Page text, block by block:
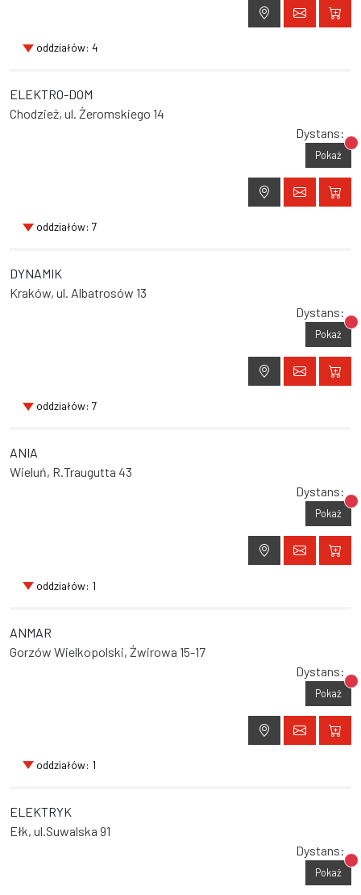
oddziałów: 4
ELEKTRO-DOM
Chodzież, ul. Żeromskiego 14
Dystans:
Pokaż
oddziałów: 7
DYNAMIK
Kraków, ul. Albatrosów 13
Dystans:
Pokaż
oddziałów: 7
ANIA
Wieluń, R.Traugutta 43
Dystans:
Pokaż
oddziałów: 1
ANMAR
Gorzów Wielkopolski, Żwirowa 15-17
Dystans:
Pokaż
oddziałów: 1
ELEKTRYK
Ełk, ul.Suwalska 91
Dystans:
Pokaż